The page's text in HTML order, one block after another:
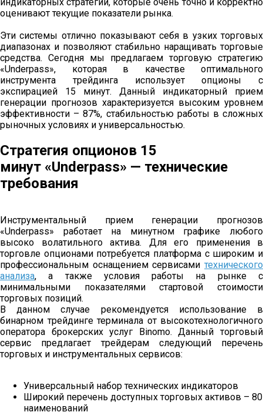
оценивают текущие показатели рынка.
Эти системы отлично показывают себя в узких торговых
диапазонах и позволяют стабильно наращивать торговые
средства. Сегодня мы предлагаем торговую стратегию
«Underpass», которая в качестве оптимального
инструмента трейдинга использует опционы с
экспирацией 15 минут. Данный индикаторный прием
генерации прогнозов характеризуется высоким уровнем
эффективности – 87%, стабильностью работы в сложных
рыночных условиях и универсальностью.
Стратегия опционов 15
минут «Underpass» — технические
требования
Инструментальный прием генерации прогнозов
«Underpass» работает на минутном графике любого
высоко волатильного актива. Для его применения в
торговле опционами потребуется платформа с широким и
профессиональным оснащением сервисами технического
анализа, а также условия работы на рынке с
минимальными показателями стартовой стоимости
торговых позиций.
В данном случае рекомендуется использование в
бинарном трейдинге терминала от высокотехнологичного
оператора брокерских услуг Binomo. Данный торговый
сервис предлагает трейдерам следующий перечень
торговых и инструментальных сервисов:
Универсальный набор технических индикаторов
Широкий перечень доступных торговых активов – 80
наименований